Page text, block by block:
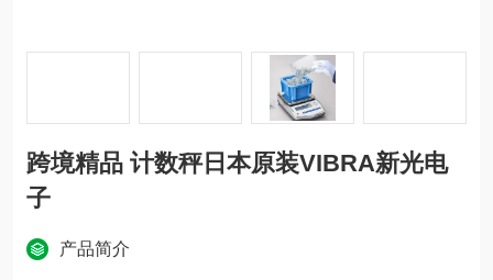
跨境精品 计数秤日本原装VIBRA新光电
子
产品简介